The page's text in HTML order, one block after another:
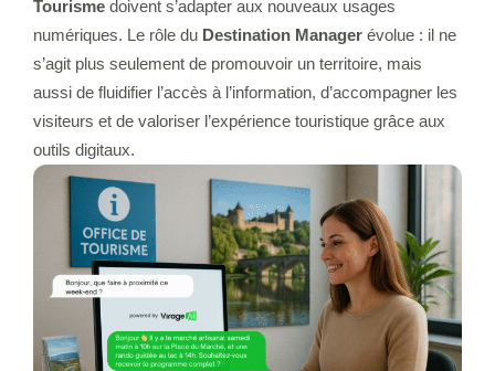
Tourisme doivent s’adapter aux nouveaux usages
numériques. Le rôle du Destination Manager évolue : il ne
s’agit plus seulement de promouvoir un territoire, mais
aussi de fluidifier l’accès à l’information, d’accompagner les
visiteurs et de valoriser l’expérience touristique grâce aux
outils digitaux.